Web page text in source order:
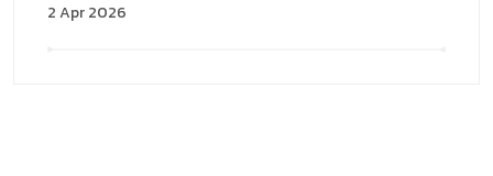
2 Apr 2026